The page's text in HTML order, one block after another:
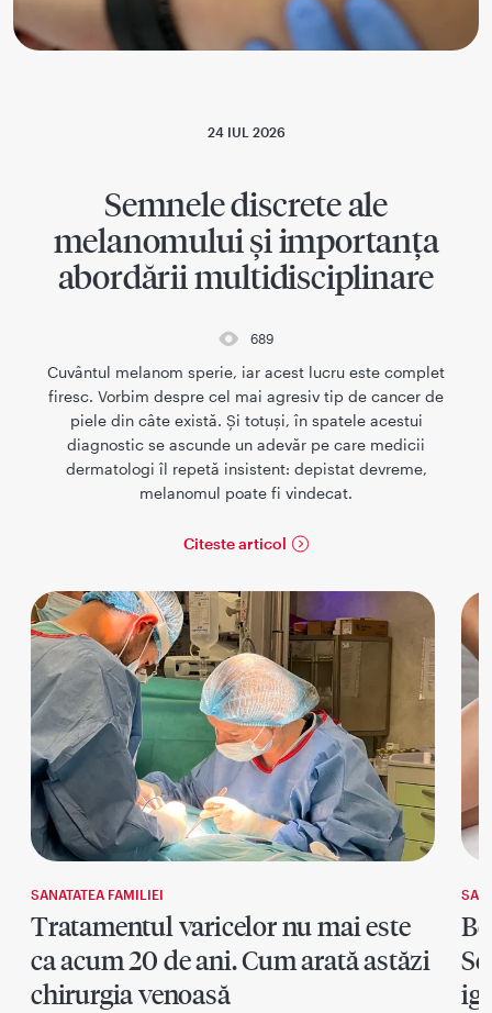
24 IUL 2026
Semnele discrete ale
melanomului și importanța
abordării multidisciplinare
689
Cuvântul melanom sperie, iar acest lucru este complet
firesc. Vorbim despre cel mai agresiv tip de cancer de
piele din câte există. Și totuși, în spatele acestui
diagnostic se ascunde un adevăr pe care medicii
dermatologi îl repetă insistent: depistat devreme,
melanomul poate fi vindecat.
Citeste articol
SANATATEA FAMILIEI
Tratamentul varicelor nu mai este
ca acum 20 de ani. Cum arată astăzi
chirurgia venoasă